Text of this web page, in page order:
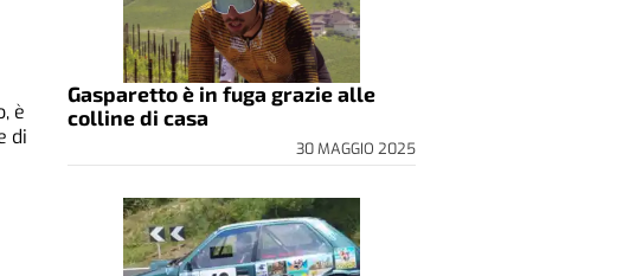
è
di
Gasparetto è in fuga grazie alle
colline di casa
30 MAGGIO 2025